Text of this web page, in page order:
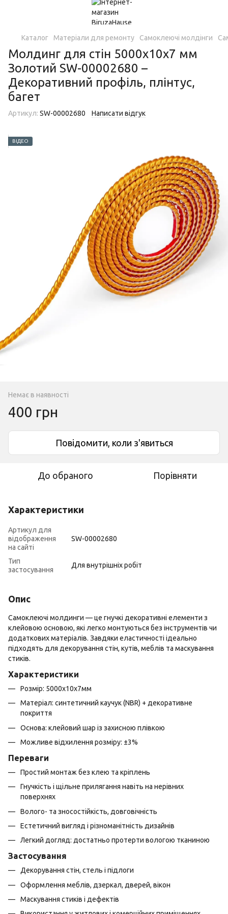
Каталог Матеріали для ремонту Самоклеючі молдінги
Молдинг для стін 5000х10х7 мм
Золотий SW-00002680 –
Декоративний профіль, плінтус,
багет
Артикул: SW-00002680 Написати відгук
ВІДЕО
Немає в наявності
400 грн
Повідомити, коли з'явиться
До обраного Порівняти
Характеристики
Артикул для
відображення
на сайті
SW-00002680
Тип
застосування
Для внутрішніх робіт
Опис
Самоклеючі молдинги — це гнучкі декоративні елементи з
клейовою основою, які легко монтуються без інструментів чи
додаткових матеріалів. Завдяки еластичності ідеально
підходять для декорування стін, кутів, меблів та маскування
стиків.
Характеристики
Розмір: 5000х10х7мм
Матеріал: синтетичний каучук (NBR) + декоративне
покриття
Основа: клейовий шар із захисною плівкою
Можливе відхилення розміру: ±3%
Переваги
Простий монтаж без клею та кріплень
Гнучкість і щільне прилягання навіть на нерівних
поверхнях
Волого- та зносостійкість, довговічність
Естетичний вигляд і різноманітність дизайнів
Легкий догляд: достатньо протерти вологою тканиною
Застосування
Декорування стін, стель і підлоги
Оформлення меблів, дзеркал, дверей, вікон
Маскування стиків і дефектів